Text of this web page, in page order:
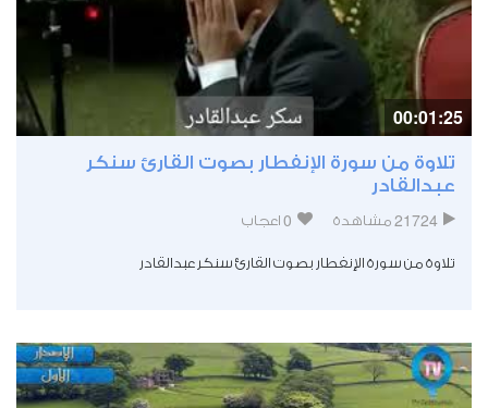
00:01:25
تلاوة من سورة الإنفطار بصوت القارئ سنكر
عبدالقادر
21724 مشاهدة 0 اعجاب
تلاوة من سورة الإنفطار بصوت القارئ سنكر عبدالقادر